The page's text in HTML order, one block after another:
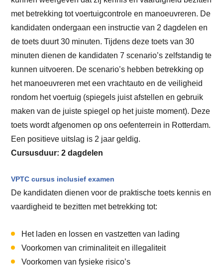
met betrekking tot voertuigcontrole en manoeuvreren. De
kandidaten ondergaan een instructie van 2 dagdelen en
de toets duurt 30 minuten. Tijdens deze toets van 30
minuten dienen de kandidaten 7 scenario’s zelfstandig te
kunnen uitvoeren. De scenario’s hebben betrekking op
het manoeuvreren met een vrachtauto en de veiligheid
rondom het voertuig (spiegels juist afstellen en gebruik
maken van de juiste spiegel op het juiste moment). Deze
toets wordt afgenomen op ons oefenterrein in Rotterdam.
Een positieve uitslag is 2 jaar geldig.
Cursusduur: 2 dagdelen
VPTC cursus inclusief examen
De kandidaten dienen voor de praktische toets kennis en
vaardigheid te bezitten met betrekking tot:
Het laden en lossen en vastzetten van lading
Voorkomen van criminaliteit en illegaliteit
Voorkomen van fysieke risico’s